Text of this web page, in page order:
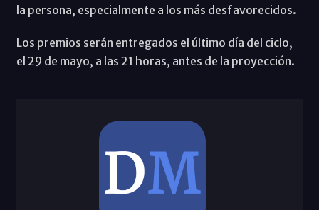
la persona, especialmente a los más desfavorecidos.
Los premios serán entregados el último día del ciclo,
el 29 de mayo, a las 21 horas, antes de la proyección.